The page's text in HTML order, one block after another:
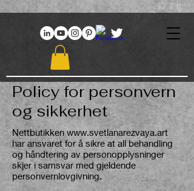
969086767648381
Policy for personvern
og sikkerhet
Nettbutikken www.svetlanarezvaya.art
har ansvaret for å sikre at all behandling
og håndtering av personopplysninger
skjer i samsvar med gjeldende
personvernlovgivning.